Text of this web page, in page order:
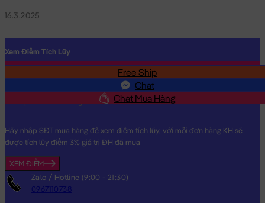
16.3.2025
Free Ship
Chat
Chat Mua Hàng
Xem Điểm Tích Lũy
Hãy nhập SĐT mua hàng để xem điểm tích lũy, với mỗi đơn hàng KH sẽ
được tích lũy điểm 3% giá trị ĐH đã mua
XEM ĐIỂM
Zalo / Hotline (9:00 - 21:30)
0967110738